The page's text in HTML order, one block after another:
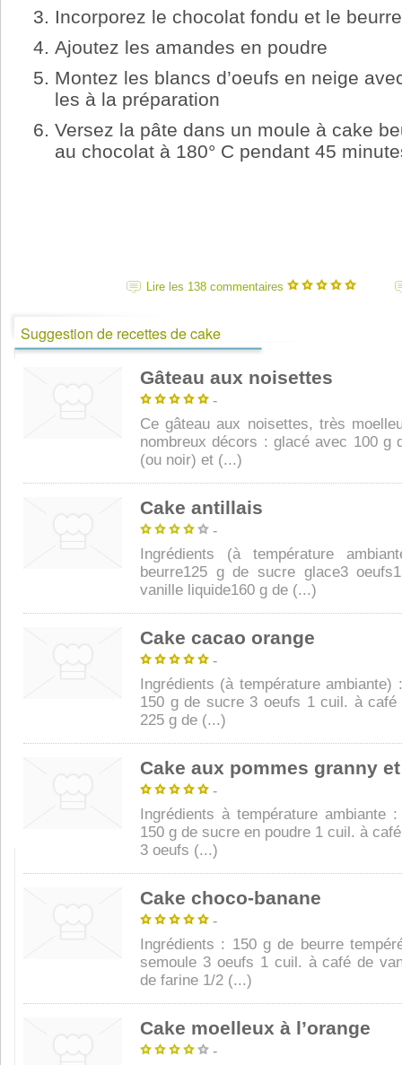
Incorporez le chocolat fondu et le
Ajoutez les amandes en poudre
Montez les blancs d’oeufs en neige
les à la préparation
Versez la pâte dans un moule à cake
au chocolat à 180° C pendant 45
Lire les 138 commentaires
Suggestion de recettes de cake
Gâteau aux noisettes
-
Ce gâteau aux noisettes, très
nombreux décors : glacé avec 100 g
(ou noir) et (...)
Cake antillais
-
Ingrédients (à température
beurre125 g de sucre glace3
vanille liquide160 g de (...)
Cake cacao orange
-
Ingrédients (à température
150 g de sucre 3 oeufs 1 cuil. à café
225 g de (...)
Cake aux pommes granny
-
Ingrédients à température ambiante
150 g de sucre en poudre 1 cuil. à
3 oeufs (...)
Cake choco-banane
-
Ingrédients : 150 g de beurre
semoule 3 oeufs 1 cuil. à café de
de farine 1/2 (...)
Cake moelleux à l’orange
-